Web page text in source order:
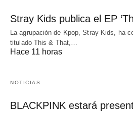
Stray Kids publica el EP
La agrupación de Kpop, Stray Kids, ha
titulado This & That,…
Hace 11 horas
NOTICIAS
BLACKPINK estará